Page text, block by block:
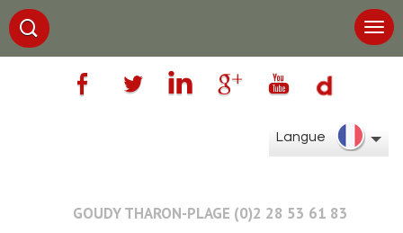
Langue
GOUDY THARON-PLAGE (0)2 28 53 61 83